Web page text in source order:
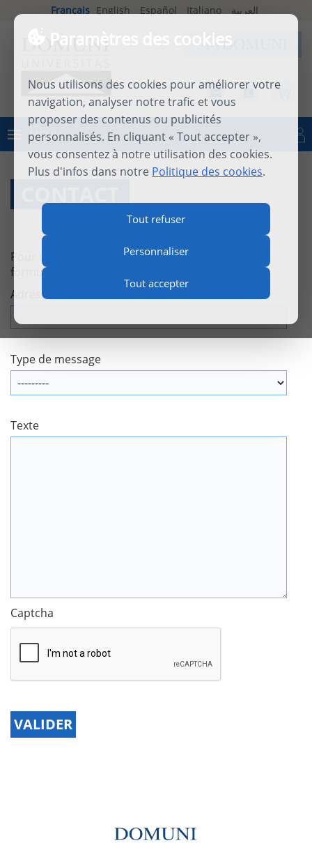
Paramètres des cookies
Nous utilisons des cookies pour améliorer votre
navigation, analyser notre trafic et vous
proposer des contenus ou publicités
personnalisés. En cliquant « Tout accepter »,
vous consentez à notre utilisation des cookies.
Plus d'infos dans notre Politique des cookies.
Tout refuser
Personnaliser
Tout accepter
Français English Español Italiano العربية
MENU Se connecter
Pour nous contacter, merci de renseigner ce
formulaire :
Adresse email
Type de message
Texte
Captcha
VALIDER